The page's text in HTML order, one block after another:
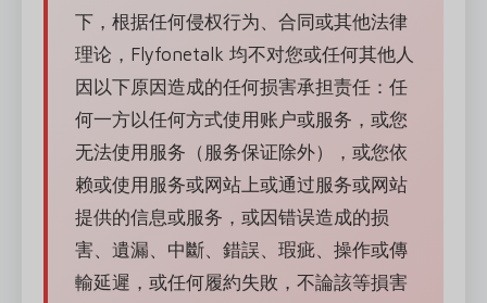
下，根据任何侵权行为、合同或其他法律
理论，Flyfonetalk 均不对您或任何其他人
因以下原因造成的任何损害承担责任：任
何一方以任何方式使用账户或服务，或您
无法使用服务（服务保证除外），或您依
赖或使用服务或网站上或通过服务或网站
提供的信息或服务，或因错误造成的损
害、遺漏、中斷、錯誤、瑕疵、操作或傳
輸延遲，或任何履約失敗，不論該等損害